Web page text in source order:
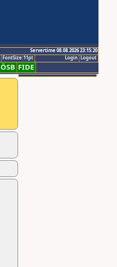
Servertime 08.08.2026 23:15:20
Logout
Login
FontSize:11pt
ÖSB FIDE